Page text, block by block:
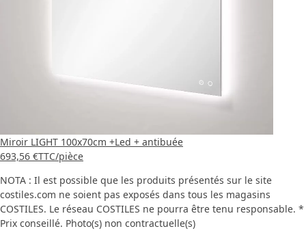
Miroir LIGHT 100x70cm +Led + antibuée
693,56 €TTC/pièce
NOTA : Il est possible que les produits présentés sur le site
costiles.com ne soient pas exposés dans tous les magasins
COSTILES. Le réseau COSTILES ne pourra être tenu responsable. *
Prix conseillé. Photo(s) non contractuelle(s)